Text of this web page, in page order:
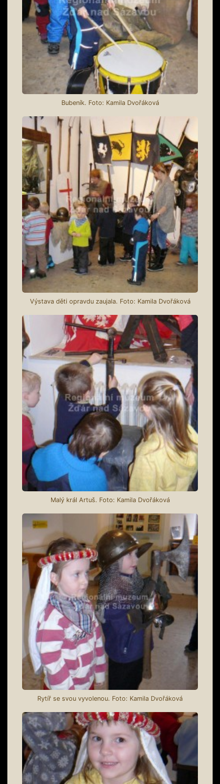
Bubeník. Foto: Kamila Dvořáková
Výstava děti opravdu zaujala. Foto: Kamila Dvořáková
Malý král Artuš. Foto: Kamila Dvořáková
Rytíř se svou vyvolenou. Foto: Kamila Dvořáková